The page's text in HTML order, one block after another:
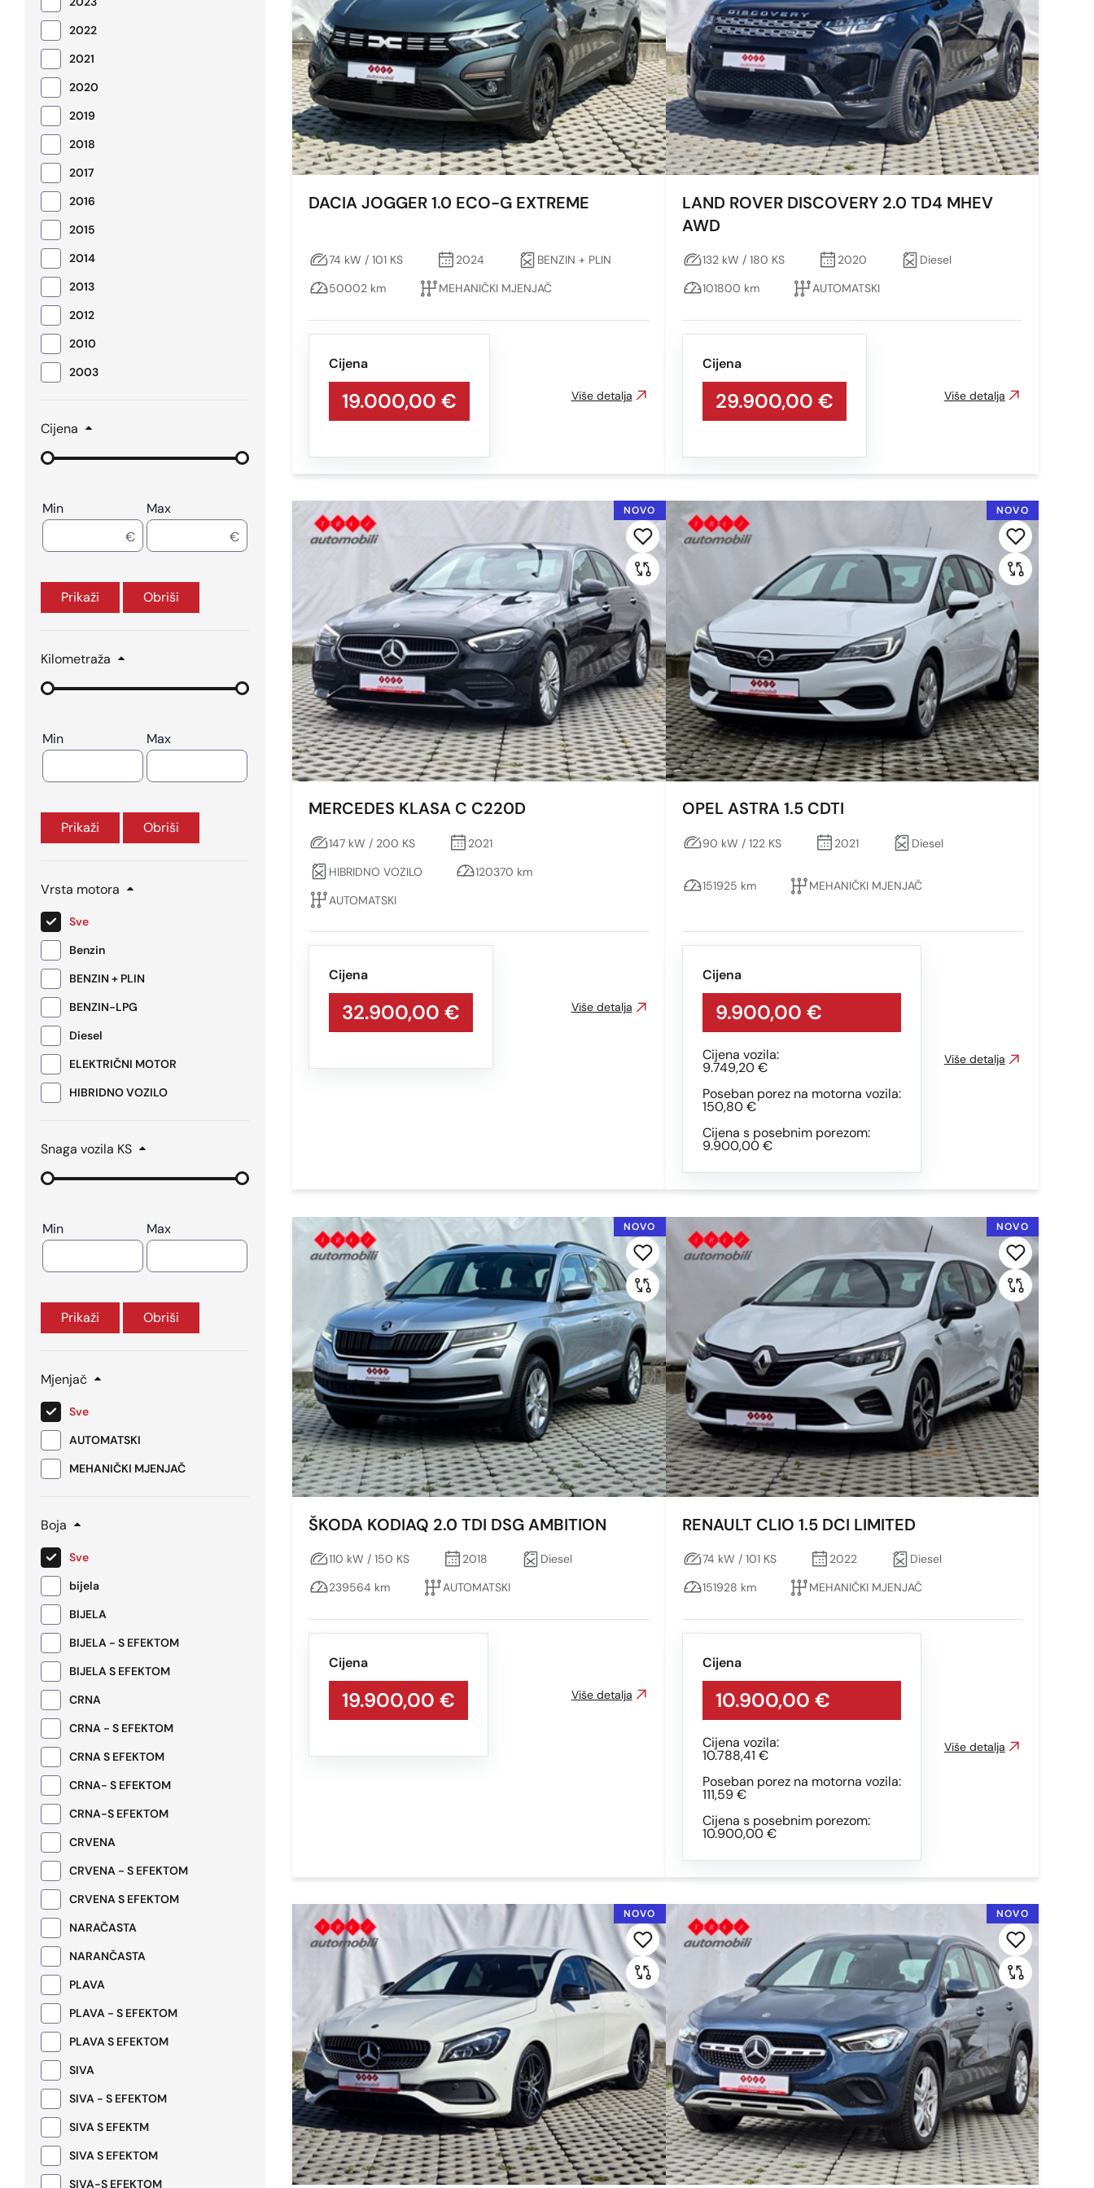
2022
2021
2020
2019
2018
2017
2016
2015
2014
2013
2012
2010
2003
Cijena
Min Max
Prikaži Obriši
Kilometraža
Min Max
Prikaži Obriši
Vrsta motora
Sve
Benzin
BENZIN + PLIN
BENZIN-LPG
Diesel
ELEKTRIČNI MOTOR
HIBRIDNO VOZILO
Snaga vozila KS
Min Max
Prikaži Obriši
Mjenjač
Sve
AUTOMATSKI
MEHANIČKI MJENJAČ
Boja
Sve
bijela
BIJELA
BIJELA - S EFEKTOM
BIJELA S EFEKTOM
CRNA
CRNA - S EFEKTOM
CRNA S EFEKTOM
CRNA- S EFEKTOM
CRNA-S EFEKTOM
CRVENA
CRVENA - S EFEKTOM
CRVENA S EFEKTOM
NARAČASTA
NARANČASTA
PLAVA
PLAVA - S EFEKTOM
PLAVA S EFEKTOM
SIVA
SIVA - S EFEKTOM
SIVA S EFEKTM
SIVA S EFEKTOM
SIVA-S EFEKTOM
DACIA JOGGER 1.0 ECO-G EXTREME
74 kW / 101 KS 2024
BENZIN + PLIN
50002 km
MEHANIČKI MJENJAČ
Cijena
19.000,00 € Više detalja
LAND ROVER DISCOVERY 2.0 TD4 MHEV
AWD
132 kW / 180 KS 2020
Diesel
101800 km
AUTOMATSKI
Cijena
29.900,00 € Više detalja
NOVO
MERCEDES KLASA C C220D
147 kW / 200 KS
2021
HIBRIDNO VOZILO
120370 km
AUTOMATSKI
Cijena
32.900,00 € Više detalja
NOVO
OPEL ASTRA 1.5 CDTI
90 kW / 122 KS 2021 Diesel
151925 km MEHANIČKI MJENJAČ
Cijena
9.900,00 €
Cijena vozila:
9.749,20 €
Poseban porez na motorna vozila:
150,80 €
Cijena s posebnim porezom:
9.900,00 €
Više detalja
NOVO
ŠKODA KODIAQ 2.0 TDI DSG AMBITION
110 kW / 150 KS 2018
Diesel
239564 km
AUTOMATSKI
Cijena
19.900,00 € Više detalja
NOVO
RENAULT CLIO 1.5 DCI LIMITED
74 kW / 101 KS 2022
Diesel
151928 km
MEHANIČKI MJENJAČ
Cijena
10.900,00 €
Cijena vozila:
10.788,41 €
Poseban porez na motorna vozila:
111,59 €
Cijena s posebnim porezom:
10.900,00 €
Više detalja
NOVO NOVO